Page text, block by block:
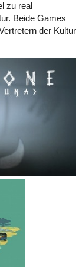
zu real
Beide Games
der Kultur